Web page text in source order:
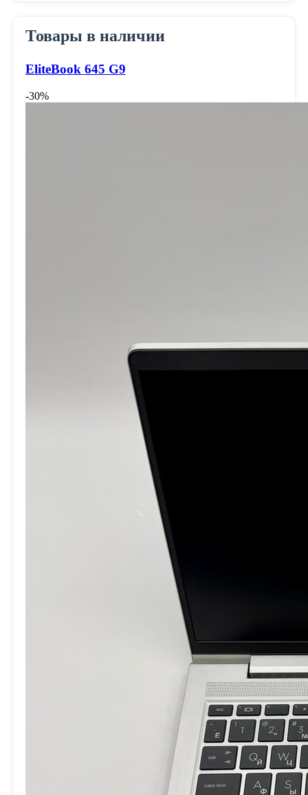
Товары в наличии
EliteBook 645 G9
-30%